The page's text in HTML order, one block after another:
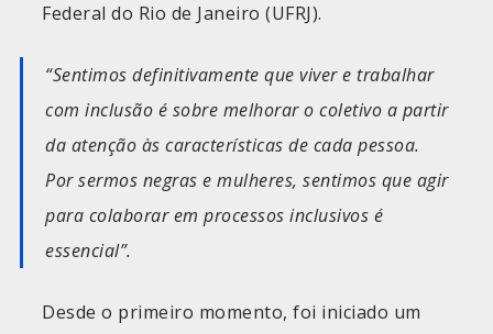
Federal do Rio de Janeiro (UFRJ).
“Sentimos definitivamente que viver e trabalhar
com inclusão é sobre melhorar o coletivo a partir
da atenção às características de cada pessoa.
Por sermos negras e mulheres, sentimos que agir
para colaborar em processos inclusivos é
essencial”.
Desde o primeiro momento, foi iniciado um